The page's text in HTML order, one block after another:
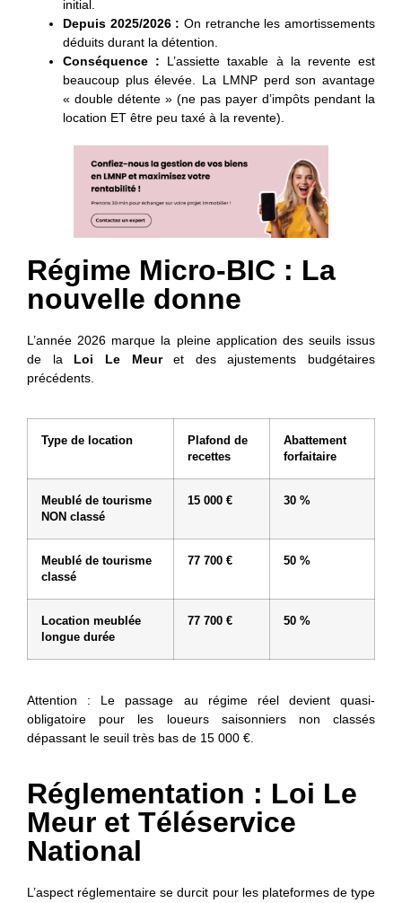
initial.
Depuis 2025/2026 : On retranche les amortissements
déduits durant la détention.
Conséquence : L’assiette taxable à la revente est
beaucoup plus élevée. La LMNP perd son avantage
« double détente » (ne pas payer d’impôts pendant la
location ET être peu taxé à la revente).
Régime Micro-BIC : La
nouvelle donne
L’année 2026 marque la pleine application des seuils issus
de la Loi Le Meuret des ajustements budgétaires
précédents.
Type de location
Plafond de
recettes
Abattement
forfaitaire
Meublé de tourisme
NON classé
15 000 € 30 %
Meublé de tourisme
classé
77 700 € 50 %
Location meublée
longue durée
77 700 € 50 %
Attention : Le passage au régime réel devient quasi-
obligatoire pour les loueurs saisonniers non classés
dépassant le seuil très bas de 15 000 €.
Réglementation : Loi Le
Meur et Téléservice
National
L’aspect réglementaire se durcit pour les plateformes de type